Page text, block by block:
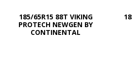
185/65R15 88T VIKING
PROTECH NEWGEN BY
CONTINENTAL